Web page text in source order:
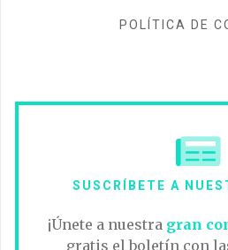
POLÍTICA DE
SUSCRÍBETE A
¡Únete a nuestra gran
gratis el boletín con